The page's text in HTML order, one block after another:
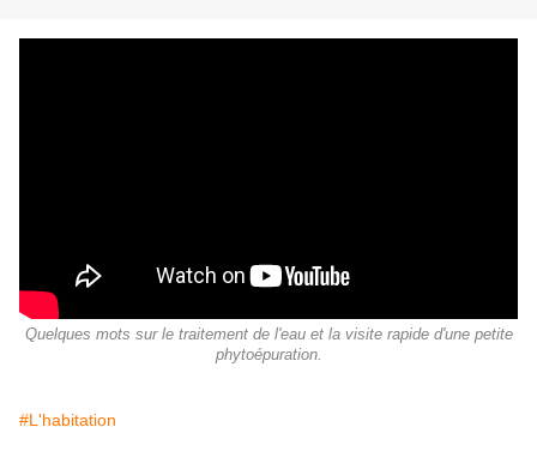
Quelques mots sur le traitement de l'eau et la visite rapide d'une petite
phytoépuration.
#L'habitation